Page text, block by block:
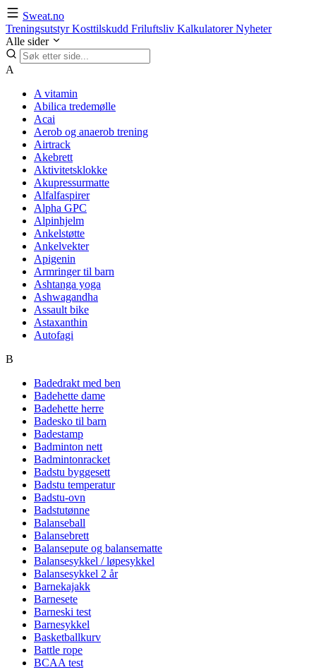
Sweat.no
TreningsutstyrKosttilskudd Friluftsliv KalkulatorerNyheter
Alle sider
A
A vitamin
Abilica tredemølle
Acai
Aerob og anaerob trening
Airtrack
Akebrett
Aktivitetsklokke
Akupressurmatte
Alfalfaspirer
Alpha GPC
Alpinhjelm
Ankelstøtte
Ankelvekter
Apigenin
Armringer til barn
Ashtanga yoga
Ashwagandha
Assault bike
Astaxanthin
Autofagi
B
Badedrakt med ben
Badehette dame
Badehette herre
Badesko til barn
Badestamp
Badminton nett
Badmintonracket
Badstu byggesett
Badstu temperatur
Badstu-ovn
Badstutønne
Balanseball
Balansebrett
Balansepute og balansematte
Balansesykkel / løpesykkel
Balansesykkel 2 år
Barnekajakk
Barnesete
Barneski test
Barnesykkel
Basketballkurv
Battle rope
BCAA test